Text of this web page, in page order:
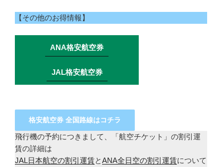
【その他のお得情報】
ANA格安航空券
JAL格安航空券
格安航空券 全国路線はコチラ
飛行機の予約につきまして、「航空チケット」の割引運
賃の詳細は
JAL日本航空の割引運賃とANA全日空の割引運賃について